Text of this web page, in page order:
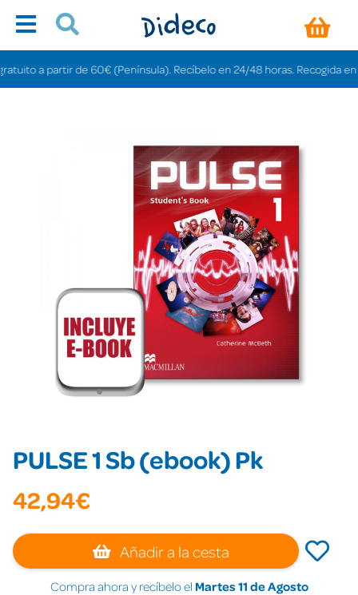
a partir de 60€ (Península). Recíbelo en 24/48 horas. Recogida en
PULSE 1 Sb (ebook) Pk
42,94€
Añadir a la cesta
Compra ahora y recíbelo el Martes 11 de Agosto